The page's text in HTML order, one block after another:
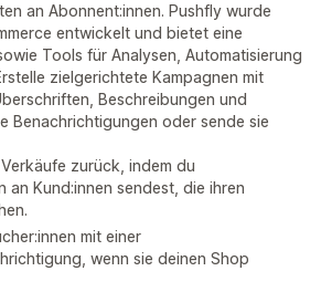
an Abonnent:innen. Pushfly wurde
entwickelt und bietet eine
Tools für Analysen, Automatisierung
zielgerichtete Kampagnen mit
Beschreibungen und
Benachrichtigungen oder sende sie
zurück, indem du
an Kund:innen sendest, die ihren
mit einer
wenn sie deinen Shop